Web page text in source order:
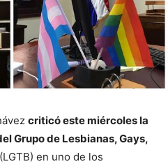
criticó este miércoles la
Grupo de Lesbianas, Gays,
(LGTB) en uno de los